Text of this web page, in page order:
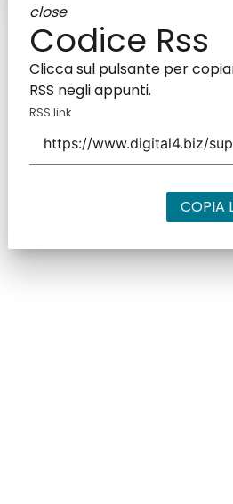
close
Codice Rss
Clicca sul pulsante per
RSS negli appunti.
RSS link
COPIA